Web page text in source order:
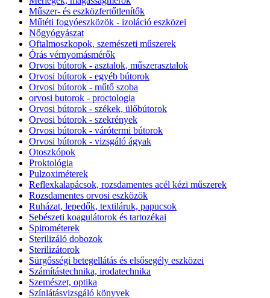
Műszer- és eszközfertőtlenítők
Műtéti fogyóeszközök - izoláció eszközei
Nőgyógyászat
Oftalmoszkopok, szemészeti műszerek
Órás vérnyomásmérők
Orvosi bútorok - asztalok, műszerasztalok
Orvosi bútorok - egyéb bútorok
Orvosi bútorok - műtő szoba
orvosi butorok - proctologia
Orvosi bútorok - székek, ülőbútorok
Orvosi bútorok - szekrények
Orvosi bútorok - várótermi bútorok
Orvosi bútorok - vizsgáló ágyak
Otoszkópok
Proktológia
Pulzoximéterek
Reflexkalapácsok, rozsdamentes acél kézi műszerek
Rozsdamentes orvosi eszközök
Ruházat, lepedők, textiláruk, papucsok
Sebészeti koagulátorok és tartozékai
Spirométerek
Sterilizáló dobozok
Sterilizátorok
Sürgősségi betegellátás és elsősegély eszközei
Számítástechnika, irodatechnika
Szemészet, optika
Színlátásvizsgáló könyvek